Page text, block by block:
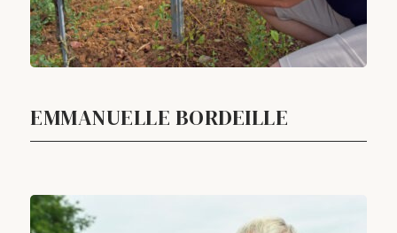
EMMANUELLE BORDEILLE